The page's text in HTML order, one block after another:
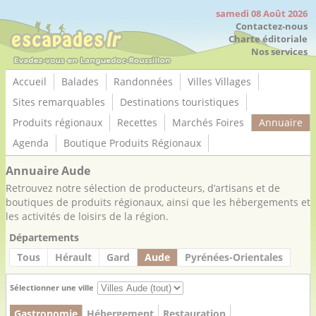
samedi 08 Août 2026
Contactez-nous
Charte éditoriale
Nos services
Accueil Balades Randonnées
Villes Villages
Sites remarquables
Destinations touristiques
Produits régionaux
Recettes Marchés Foires
Annuaire
Agenda
Boutique Produits Régionaux
Annuaire Aude
Retrouvez notre sélection de producteurs, d’artisans et de
boutiques de produits régionaux, ainsi que les hébergements et
les activités de loisirs de la région.
Départements
Tous
Hérault Gard Aude Pyrénées-Orientales
Sélectionner une ville